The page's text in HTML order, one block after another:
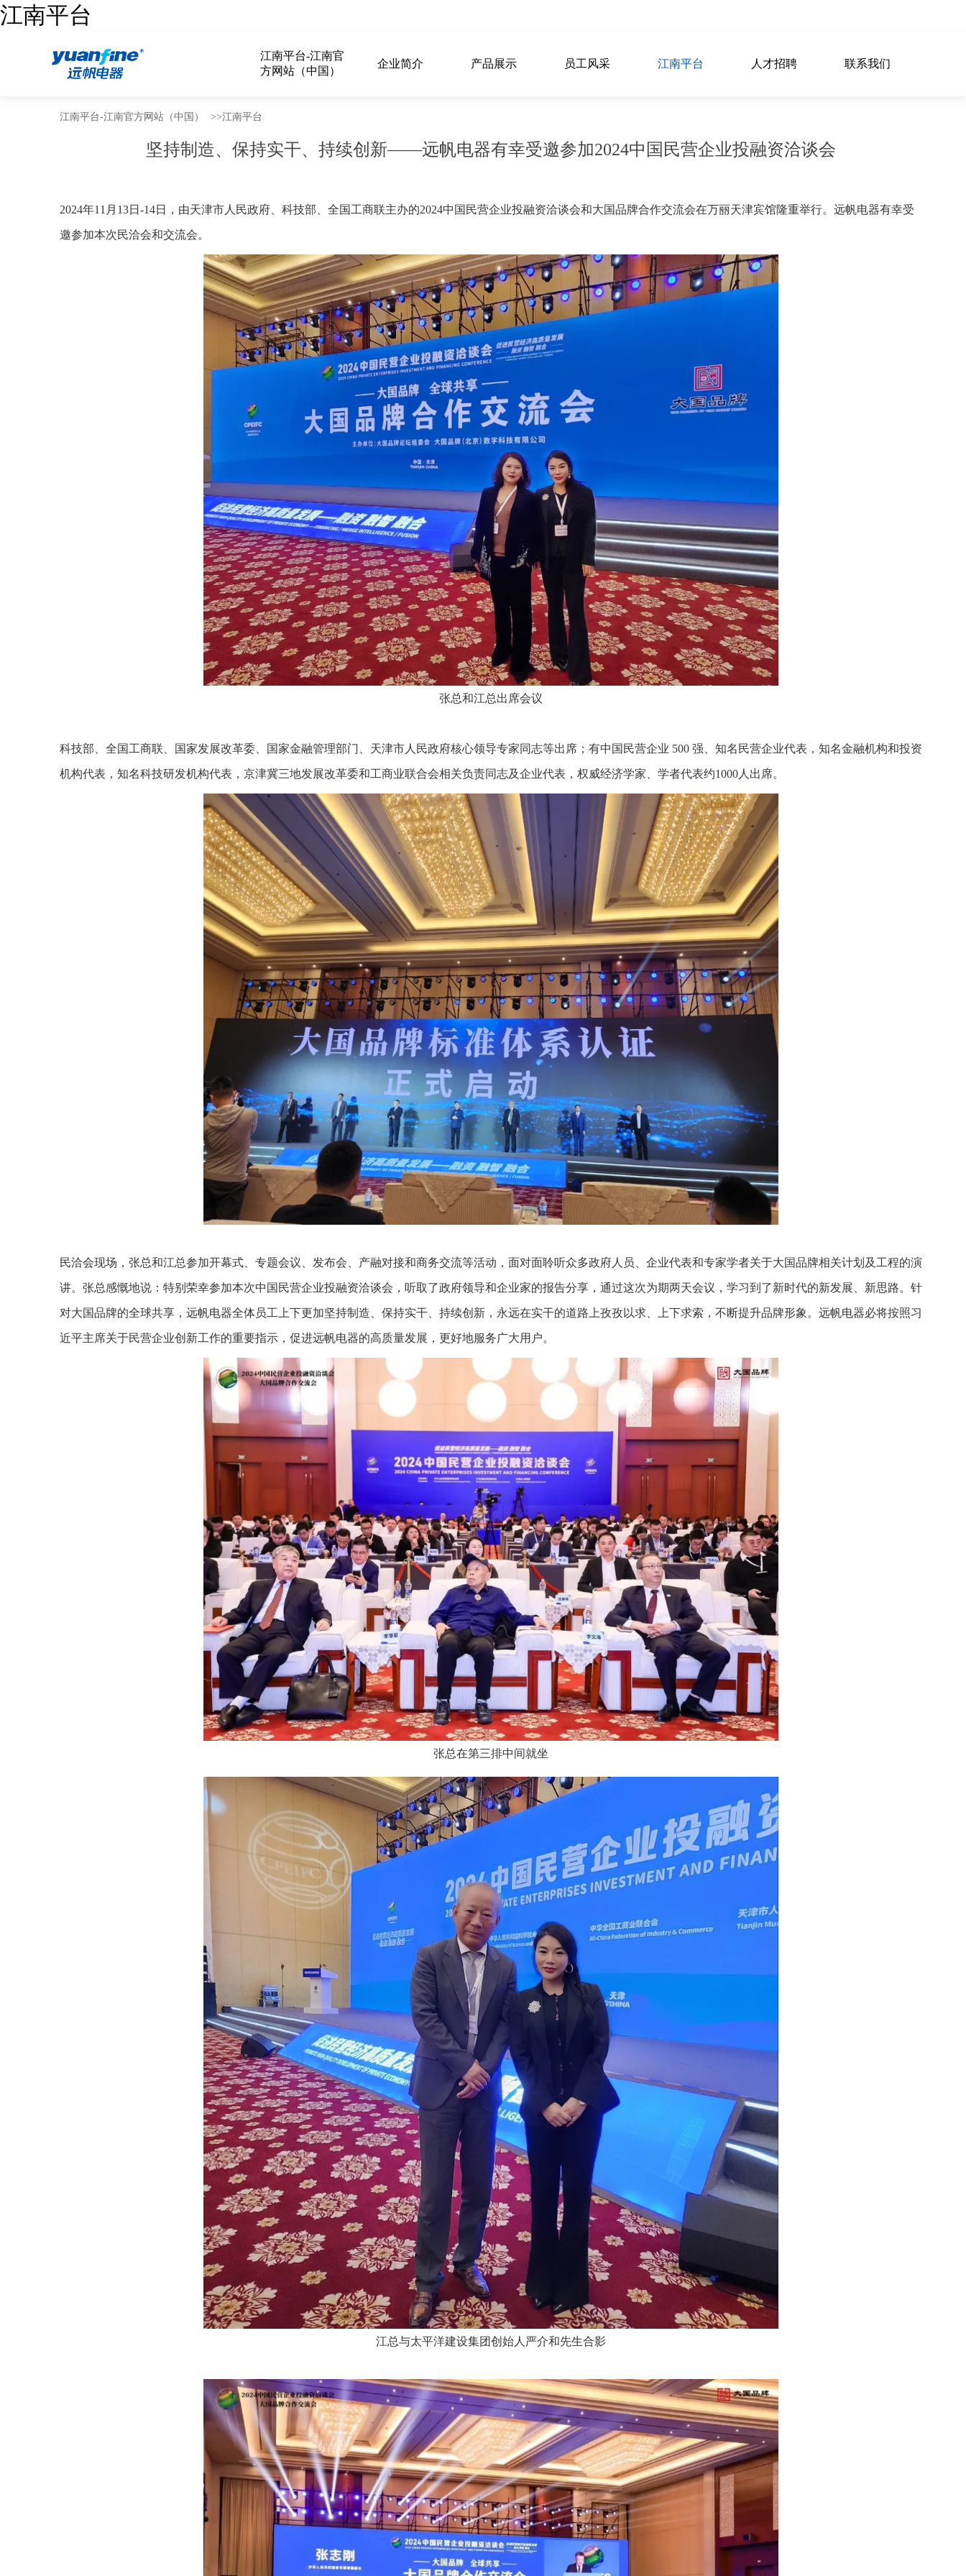
江南平台
江南平台-江南官
方网站（中国）
企业简介 产品展示 员工风采 江南平台 人才招聘 联系我们
江南平台-江南官方网站（中国） >>江南平台
坚持制造、保持实干、持续创新——远帆电器有幸受邀参加2024中国民营企业投融资洽谈会
2024年11月13日-14日，由天津市人民政府、科技部、全国工商联主办的2024中国民营企业投融资洽谈会和大国品牌合作交流会在万丽天津宾馆隆重举行。远帆电器有幸受
邀参加本次民洽会和交流会。
张总和江总出席会议
科技部、全国工商联、国家发展改革委、国家金融管理部门、天津市人民政府核心领导专家同志等出席；有中国民营企业 500 强、知名民营企业代表，知名金融机构和投资
机构代表，知名科技研发机构代表，京津冀三地发展改革委和工商业联合会相关负责同志及企业代表，权威经济学家、学者代表约1000人出席。
民洽会现场，张总和江总参加开幕式、专题会议、发布会、产融对接和商务交流等活动，面对面聆听众多政府人员、企业代表和专家学者关于大国品牌相关计划及工程的演
讲。张总感慨地说：特别荣幸参加本次中国民营企业投融资洽谈会，听取了政府领导和企业家的报告分享，通过这次为期两天会议，学习到了新时代的新发展、新思路。针
对大国品牌的全球共享，远帆电器全体员工上下更加坚持制造、保持实干、持续创新，永远在实干的道路上孜孜以求、上下求索，不断提升品牌形象。远帆电器必将按照习
近平主席关于民营企业创新工作的重要指示，促进远帆电器的高质量发展，更好地服务广大用户。
张总在第三排中间就坐
江总与太平洋建设集团创始人严介和先生合影